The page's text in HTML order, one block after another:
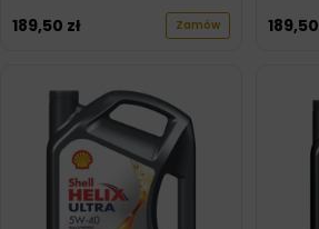
189,50 zł Zamów
189,50